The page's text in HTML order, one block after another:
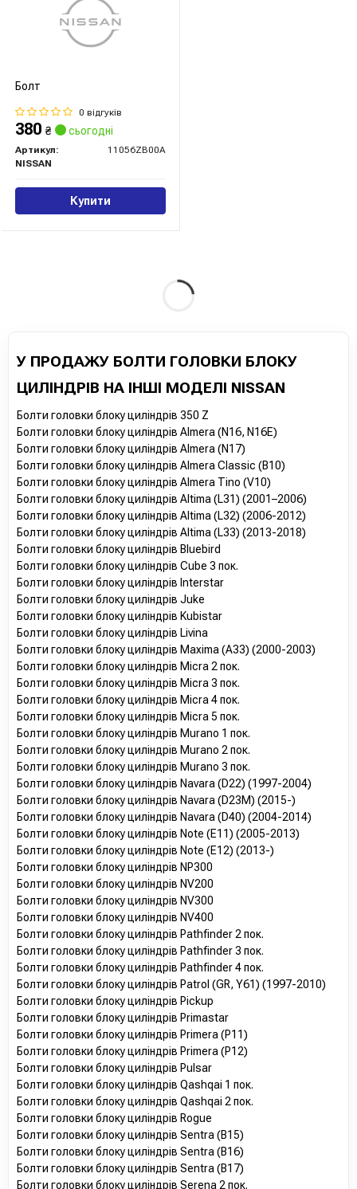
Болт
0 відгуків
380 ₴ сьогодні
Артикул:
11056ZB00A
NISSAN
Купити
У ПРОДАЖУ БОЛТИ ГОЛОВКИ БЛОКУ
ЦИЛІНДРІВ НА ІНШІ МОДЕЛІ NISSAN
Болти головки блоку циліндрів 350 Z
Болти головки блоку циліндрів Almera (N16, N16E)
Болти головки блоку циліндрів Almera (N17)
Болти головки блоку циліндрів Almera Classic (B10)
Болти головки блоку циліндрів Almera Tino (V10)
Болти головки блоку циліндрів Altima (L31) (2001–2006)
Болти головки блоку циліндрів Altima (L32) (2006-2012)
Болти головки блоку циліндрів Altima (L33) (2013-2018)
Болти головки блоку циліндрів Bluebird
Болти головки блоку циліндрів Cube 3 пок.
Болти головки блоку циліндрів Interstar
Болти головки блоку циліндрів Juke
Болти головки блоку циліндрів Kubistar
Болти головки блоку циліндрів Livina
Болти головки блоку циліндрів Maxima (A33) (2000-2003)
Болти головки блоку циліндрів Micra 2 пок.
Болти головки блоку циліндрів Micra 3 пок.
Болти головки блоку циліндрів Micra 4 пок.
Болти головки блоку циліндрів Micra 5 пок.
Болти головки блоку циліндрів Murano 1 пок.
Болти головки блоку циліндрів Murano 2 пок.
Болти головки блоку циліндрів Murano 3 пок.
Болти головки блоку циліндрів Navara (D22) (1997-2004)
Болти головки блоку циліндрів Navara (D23M) (2015-)
Болти головки блоку циліндрів Navara (D40) (2004-2014)
Болти головки блоку циліндрів Note (E11) (2005-2013)
Болти головки блоку циліндрів Note (E12) (2013-)
Болти головки блоку циліндрів NP300
Болти головки блоку циліндрів NV200
Болти головки блоку циліндрів NV300
Болти головки блоку циліндрів NV400
Болти головки блоку циліндрів Pathfinder 2 пок.
Болти головки блоку циліндрів Pathfinder 3 пок.
Болти головки блоку циліндрів Pathfinder 4 пок.
Болти головки блоку циліндрів Patrol (GR, Y61) (1997-2010)
Болти головки блоку циліндрів Pickup
Болти головки блоку циліндрів Primastar
Болти головки блоку циліндрів Primera (P11)
Болти головки блоку циліндрів Primera (P12)
Болти головки блоку циліндрів Pulsar
Болти головки блоку циліндрів Qashqai 1 пок.
Болти головки блоку циліндрів Qashqai 2 пок.
Болти головки блоку циліндрів Rogue
Болти головки блоку циліндрів Sentra (B15)
Болти головки блоку циліндрів Sentra (B16)
Болти головки блоку циліндрів Sentra (B17)
Болти головки блоку циліндрів Serena 2 пок.